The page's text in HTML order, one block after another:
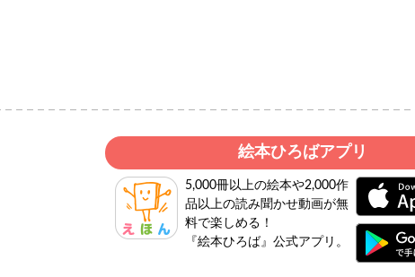
絵本ひろばアプリ
5,000冊以上の絵本や2,000作
品以上の読み聞かせ動画が無
料で楽しめる！
『絵本ひろば』公式アプリ。